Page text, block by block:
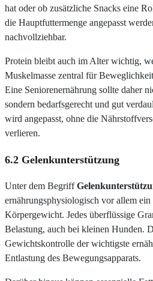
hat oder ob zusätzliche Snacks eine
die Hauptfuttermenge angepasst
nachvollziehbar.
Protein bleibt auch im Alter wichtig,
Muskelmasse zentral für
Eine Seniorenernährung sollte daher
sondern bedarfsgerecht und gut
wird angepasst, ohne die
verlieren.
6.2 Gelenkunterstützung
Unter dem Begriff
ernährungsphysiologisch vor allem ein
Körpergewicht. Jedes überflüssige
Belastung, auch bei kleinen Hunden.
Gewichtskontrolle der wichtigste
Entlastung des Bewegungsapparats.